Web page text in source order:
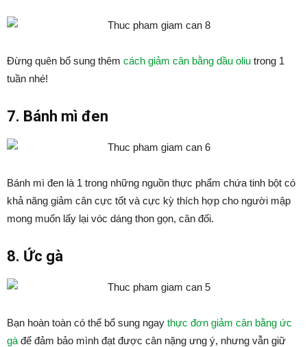
Đừng quên bổ sung thêm cách giảm cân bằng dầu oliu trong 1
tuần nhé!
7. Bánh mì đen
Bánh mì đen là 1 trong những nguồn thực phẩm chứa tinh bột có
khả năng giảm cân cực tốt và cực kỳ thích hợp cho người mập
mong muốn lấy lại vóc dáng thon gọn, cân đối.
8. Ức gà
Bạn hoàn toàn có thể bổ sung ngay thực đơn giảm cân bằng ức
gà để đảm bảo mình đạt được cân nặng ưng ý, nhưng vẫn giữ